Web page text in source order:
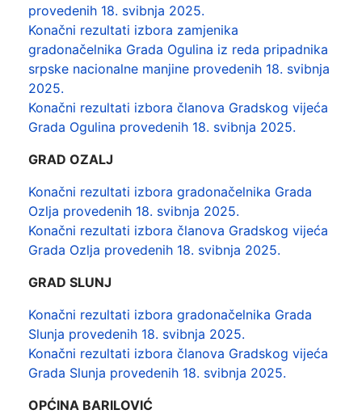
provedenih 18. svibnja 2025.
Konačni rezultati izbora zamjenika
gradonačelnika Grada Ogulina iz reda pripadnika
srpske nacionalne manjine provedenih 18. svibnja
2025.
Konačni rezultati izbora članova Gradskog vijeća
Grada Ogulina provedenih 18. svibnja 2025.
GRAD OZALJ
Konačni rezultati izbora gradonačelnika Grada
Ozlja provedenih 18. svibnja 2025.
Konačni rezultati izbora članova Gradskog vijeća
Grada Ozlja provedenih 18. svibnja 2025.
GRAD SLUNJ
Konačni rezultati izbora gradonačelnika Grada
Slunja provedenih 18. svibnja 2025.
Konačni rezultati izbora članova Gradskog vijeća
Grada Slunja provedenih 18. svibnja 2025.
OPĆINA BARILOVIĆ